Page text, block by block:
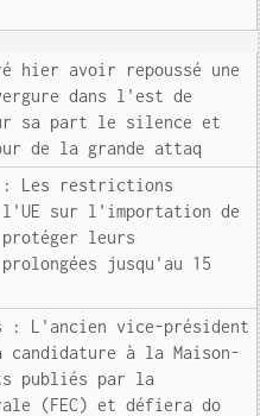
hier avoir repoussé une
dans l'est de
sa part le silence et
de la grande attaq
: Les restrictions
l'UE sur l'importation de
leurs
jusqu'au 15
L'ancien vice-président
candidature à la Maison-
publiés par la
(FEC) et défiera do